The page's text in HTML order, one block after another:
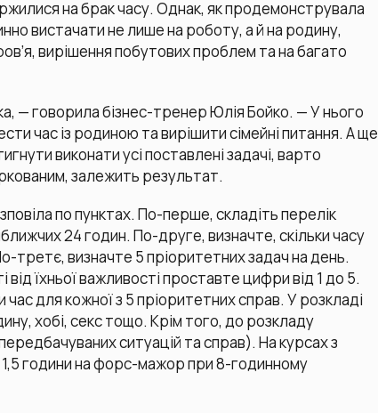
на брак часу. Однак, як продемонструвала
вистачати не лише на роботу, а й на родину,
вирішення побутових проблем та на багато
— говорила бізнес-тренер Юлія Бойко. — У нього
час із родиною та вирішити сімейні питання. А ще
виконати усі поставлені задачі, варто
залежить результат.
по пунктах. По-перше, складіть перелік
24 годин. По-друге, визначте, скільки часу
третє, визначте 5 пріоритетних задач на день.
їхньої важливості проставте цифри від 1 до 5.
для кожної з 5 пріоритетних справ. У розкладі
хобі, секс тощо. Крім того, до розкладу
ситуацій та справ). На курсах з
години на форс-мажор при 8-годинному